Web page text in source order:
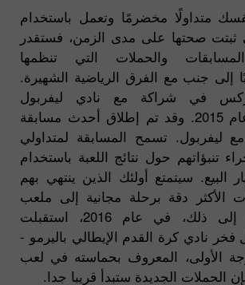
متداولًا مخضرمًا وتعمل باستخدام
ثبتت صحتها على مدى الزمن، فستقدر
والحملات التي تنظمها
إلى جنب مع الفرق الرياضية الشهيرة.
في شراكة مع نادي ليفربول
الأسطوري في عام 2015. وقد تم إطلاق أحدث مسابقة
ليفربول. تسمح المسابقة لمتداولي
تنبؤاتهم حول نتائج اللعبة باستخدام
البيع. سيتمتع أولئك الذين ينتهي بهم
الأكثر دقة برحلة مجانية إلى ملعب
أنفيلد. بالإضافة إلى ذلك، في عام 2016، استقبلت
نادي كرة القدم الإيطالي باليرمو -
الأولى، المعروف بحماسته في لعب
الحملات الجديدة ستبدأ قريبا جدا.